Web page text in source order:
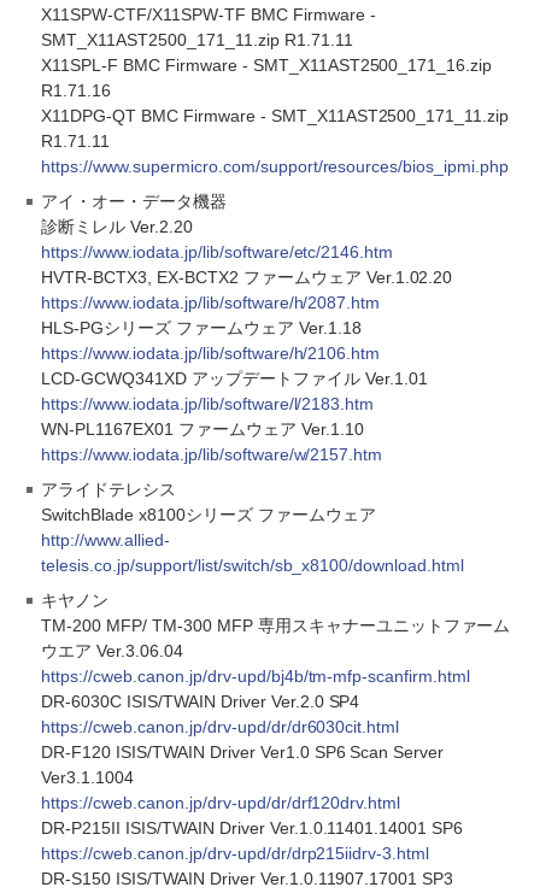
X11SPW-CTF/X11SPW-TF BMC Firmware -
SMT_X11AST2500_171_11.zip R1.71.11
X11SPL-F BMC Firmware - SMT_X11AST2500_171_16.zip
R1.71.16
X11DPG-QT BMC Firmware - SMT_X11AST2500_171_11.zip
R1.71.11
https://www.supermicro.com/support/resources/bios_ipmi.php
アイ・オー・データ機器
診断ミレル Ver.2.20
https://www.iodata.jp/lib/software/etc/2146.htm
HVTR-BCTX3, EX-BCTX2 ファームウェア Ver.1.02.20
https://www.iodata.jp/lib/software/h/2087.htm
HLS-PGシリーズ ファームウェア Ver.1.18
https://www.iodata.jp/lib/software/h/2106.htm
LCD-GCWQ341XD アップデートファイル Ver.1.01
https://www.iodata.jp/lib/software/l/2183.htm
WN-PL1167EX01 ファームウェア Ver.1.10
https://www.iodata.jp/lib/software/w/2157.htm
アライドテレシス
SwitchBlade x8100シリーズ ファームウェア
http://www.allied-
telesis.co.jp/support/list/switch/sb_x8100/download.html
キヤノン
TM-200 MFP/ TM-300 MFP 専用スキャナーユニットファーム
ウエア Ver.3.06.04
https://cweb.canon.jp/drv-upd/bj4b/tm-mfp-scanfirm.html
DR-6030C ISIS/TWAIN Driver Ver.2.0 SP4
https://cweb.canon.jp/drv-upd/dr/dr6030cit.html
DR-F120 ISIS/TWAIN Driver Ver1.0 SP6 Scan Server
Ver3.1.1004
https://cweb.canon.jp/drv-upd/dr/drf120drv.html
DR-P215II ISIS/TWAIN Driver Ver.1.0.11401.14001 SP6
https://cweb.canon.jp/drv-upd/dr/drp215iidrv-3.html
DR-S150 ISIS/TWAIN Driver Ver.1.0.11907.17001 SP3